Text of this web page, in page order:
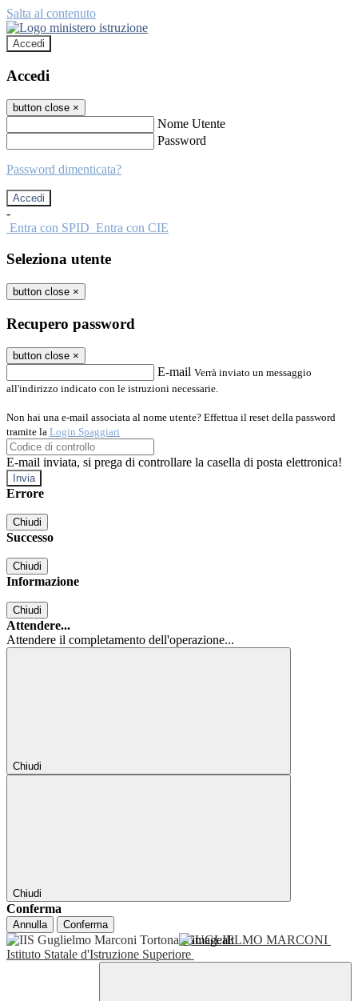
Salta al contenuto
Accedi
Accedi
button close ×
Nome Utente
Password
Password dimenticata?
-
Entra con SPID Entra con CIE
Seleziona utente
button close ×
Recupero password
button close ×
E-mail Verrà inviato un messaggio
all'indirizzo indicato con le istruzioni necessarie.
Non hai una e-mail associata al nome utente? Effettua il reset della password
tramite la Login Spaggiari
E-mail inviata, si prega di controllare la casella di posta elettronica!
Errore
Chiudi
Successo
Chiudi
Informazione
Chiudi
Attendere...
Attendere il completamento dell'operazione...
Chiudi
Chiudi
Conferma
Annulla Conferma
GUGLIELMO MARCONI
Istituto Statale d'Istruzione Superiore